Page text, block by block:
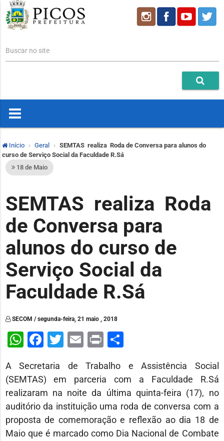
Buscar no site
Início Geral
SEMTAS realiza Roda de Conversa para alunos do
curso de Serviço Social da Faculdade R.Sá
18 de Maio
SEMTAS realiza Roda
de Conversa para
alunos do curso de
Serviço Social da
Faculdade R.Sá
SECOM / segunda-feira, 21 maio , 2018
WhatsApp
Facebook
Twitter
Email
PrintShare
A Secretaria de Trabalho e Assistência Social
(SEMTAS) em parceria com a Faculdade R.Sá
realizaram na noite da última quinta-feira (17), no
auditório da instituição uma roda de conversa com a
proposta de comemoração e reflexão ao dia 18 de
Maio que é marcado como Dia Nacional de Combate